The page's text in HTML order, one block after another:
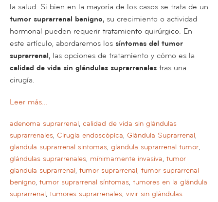
la salud. Si bien en la mayoría de los casos se trata de un
tumor suprarrenal benigno, su crecimiento o actividad
hormonal pueden requerir tratamiento quirúrgico. En
este artículo, abordaremos los síntomas del tumor
suprarrenal, las opciones de tratamiento y cómo es la
calidad de vida sin glándulas suprarrenales tras una
cirugía.
Leer más…
adenoma suprarrenal, calidad de vida sin glándulas
suprarrenales, Cirugía endoscópica, Glándula Suprarrenal,
glandula suprarrenal sintomas, glandula suprarrenal tumor,
glándulas suprarrenales, mínimamente invasiva, tumor
glandula suprarrenal, tumor suprarrenal, tumor suprarrenal
benigno, tumor suprarrenal síntomas, tumores en la glándula
suprarrenal​, tumores suprarrenales, vivir sin glándulas